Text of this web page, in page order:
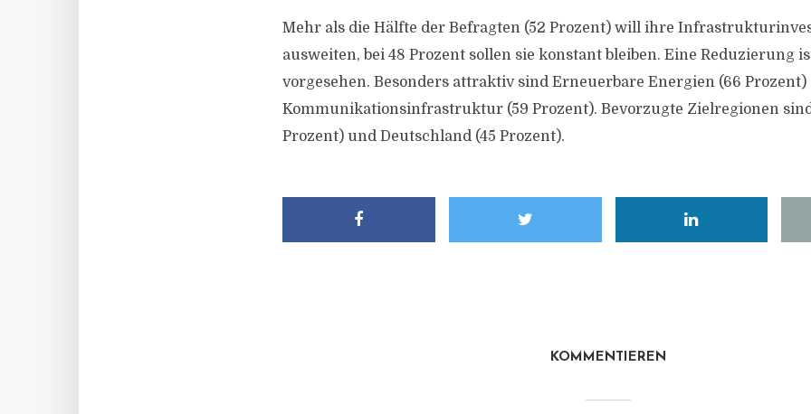
Mehr als die Hälfte der Befragten (52 Prozent) will ihre
ausweiten, bei 48 Prozent sollen sie konstant bleiben. Eine Reduzierung
vorgesehen. Besonders attraktiv sind Erneuerbare Energien (66 Prozent)
Kommunikationsinfrastruktur (59 Prozent). Bevorzugte Zielregionen
Prozent) und Deutschland (45 Prozent).
KOMMENTIEREN